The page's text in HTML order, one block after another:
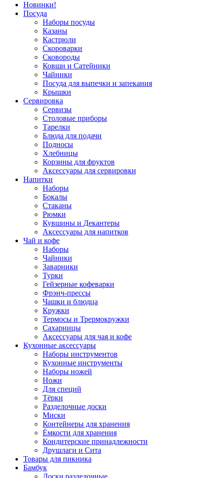
Новинки!
Посуда
Наборы посуды
Казаны
Кастрюли
Скороварки
Сковороды
Ковши и Сатейники
Чайники
Посуда для выпечки и запекания
Крышки
Сервировка
Сервизы
Столовые приборы
Тарелки
Блюда для подачи
Подносы
Хлебницы
Корзины для фруктов
Аксессуары для сервировки
Напитки
Наборы
Бокалы
Стаканы
Рюмки
Кувшины и Декантеры
Аксессуары для напитков
Чай и кофе
Наборы
Чайники
Заварники
Турки
Гейзерные кофеварки
Фрэнч-прессы
Чашки и блюдца
Кружки
Термосы и Трермокружки
Сахарницы
Аксессуары для чая и кофе
Кухонные аксессуары
Наборы инструментов
Кухонные инструменты
Наборы ножей
Ножи
Для специй
Тёрки
Разделочные доски
Миски
Контейнеры для хранения
Ёмкости для хранения
Кондитерские принадлежности
Друшлаги и Сита
Товары для пикника
Бамбук